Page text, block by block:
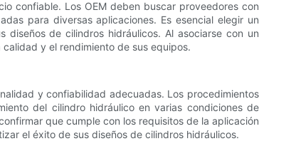
confiable. Los OEM deben buscar proveedores con
para diversas aplicaciones. Es esencial elegir un
de cilindros hidráulicos. Al asociarse con un
y el rendimiento de sus equipos.
y confiabilidad adecuadas. Los procedimientos
del cilindro hidráulico en varias condiciones de
que cumple con los requisitos de la aplicación
el éxito de sus diseños de cilindros hidráulicos.